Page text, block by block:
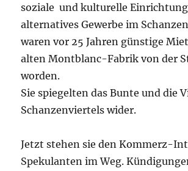
soziale und kulturelle
alternatives Gewerbe im
waren vor 25 Jahren günstige
alten Montblanc-Fabrik von der
worden.
Sie spiegelten das Bunte und die
Schanzenviertels wider.
Jetzt stehen sie den Kommerz-
Spekulanten im Weg.